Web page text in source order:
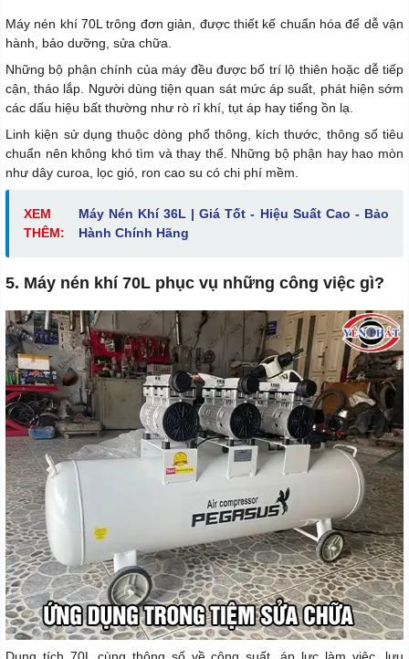
Máy nén khí 70L trông đơn giản, được thiết kế chuẩn hóa để dễ vận
hành, bảo dưỡng, sửa chữa.
Những bộ phận chính của máy đều được bố trí lộ thiên hoặc dễ tiếp
cận, tháo lắp. Người dùng tiện quan sát mức áp suất, phát hiện sớm
các dấu hiệu bất thường như rò rỉ khí, tụt áp hay tiếng ồn lạ.
Linh kiện sử dụng thuộc dòng phổ thông, kích thước, thông số tiêu
chuẩn nên không khó tìm và thay thế. Những bộ phận hay hao mòn
như dây curoa, lọc gió, ron cao su có chi phí mềm.
XEM
THÊM:
Máy Nén Khí 36L | Giá Tốt - Hiệu Suất Cao - Bảo
Hành Chính Hãng
5. Máy nén khí 70L phục vụ những công việc gì?